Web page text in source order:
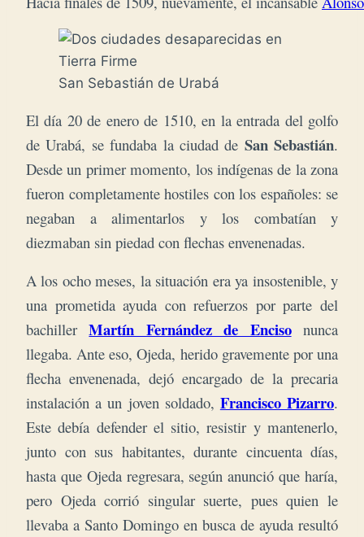
San Sebastián de Urabá
El día 20 de enero de 1510, en la entrada del golfo
de Urabá, se fundaba la ciudad de San Sebastián.
Desde un primer momento, los indígenas de la zona
fueron completamente hostiles con los españoles: se
negaban a alimentarlos y los combatían y
diezmaban sin piedad con flechas envenenadas.
A los ocho meses, la situación era ya insostenible, y
una prometida ayuda con refuerzos por parte del
bachillerMartín Fernández de Enciso nunca
llegaba. Ante eso, Ojeda, herido gravemente por una
flecha envenenada, dejó encargado de la precaria
instalación a un joven soldado, Francisco Pizarro.
Este debía defender el sitio, resistir y mantenerlo,
junto con sus habitantes, durante cincuenta días,
hasta que Ojeda regresara, según anunció que haría,
pero Ojeda corrió singular suerte, pues quien le
llevaba a Santo Domingo en busca de ayuda resultó